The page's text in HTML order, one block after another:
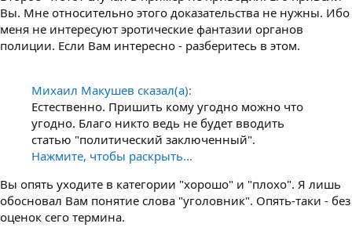
Вы. Мне относительно этого доказательства не нужны. Ибо
меня не интересуют эротические фантазии органов
полиции. Если Вам интересно - разберитесь в этом.
Михаил Макушев сказал(а):
Естественно. Пришить кому угодно можно что
угодно. Благо никто ведь не будет вводить
статью "политический заключенный".
Нажмите, чтобы раскрыть...
Вы опять уходите в категории "хорошо" и "плохо". Я лишь
обосновал Вам понятие слова "уголовник". Опять-таки - без
оценок сего термина.